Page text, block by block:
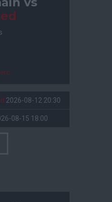
2026-08-12 20:30
08-15 18:00